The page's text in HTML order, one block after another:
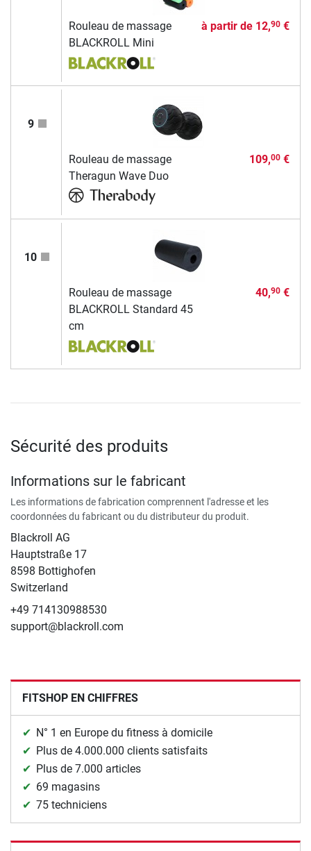
Rouleau de massage
BLACKROLL Mini
à partir de 12,90€
9
Rouleau de massage
Theragun Wave Duo
109,00€
10
Rouleau de massage
BLACKROLL Standard 45
cm
40,90€
Sécurité des produits
Informations sur le fabricant
Les informations de fabrication comprennent l'adresse et les
coordonnées du fabricant ou du distributeur du produit.
Blackroll AG
Hauptstraße 17
8598 Bottighofen
Switzerland
+49 714130988530
support@blackroll.com
FITSHOP EN CHIFFRES
N° 1 en Europe du fitness à domicile
Plus de 4.000.000 clients satisfaits
Plus de 7.000 articles
69 magasins
75 techniciens